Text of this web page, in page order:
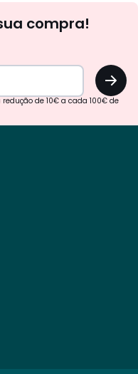
compra!
OK
de 10€ a cada 100€ de